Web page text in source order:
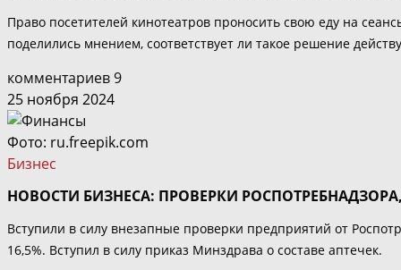
Право посетителей кинотеатров проносить свою еду на
поделились мнением, соответствует ли такое решение
комментариев 9
25 ноября 2024
Фото: ru.freepik.com
Бизнес
НОВОСТИ БИЗНЕСА: ПРОВЕРКИ
Вступили в силу внезапные проверки предприятий от
16,5%. Вступил в силу приказ Минздрава о составе аптечек.